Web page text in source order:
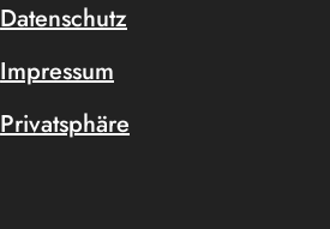
Datenschutz
Impressum
Privatsphäre